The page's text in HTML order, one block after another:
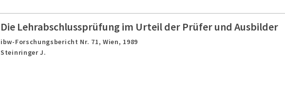
Die Lehrabschlussprüfung im Urteil der Prüfer und Ausbilder
ibw-Forschungsbericht Nr. 71, Wien, 1989
Steinringer J.